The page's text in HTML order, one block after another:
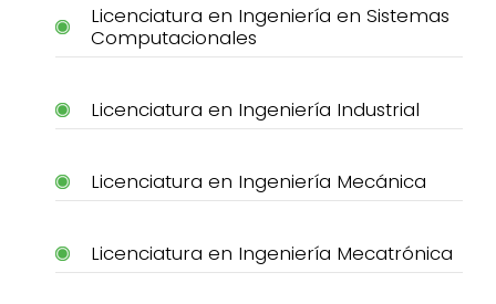
Licenciatura en Ingeniería en Sistemas
Computacionales
Licenciatura en Ingeniería Industrial
Licenciatura en Ingeniería Mecánica
Licenciatura en Ingeniería Mecatrónica